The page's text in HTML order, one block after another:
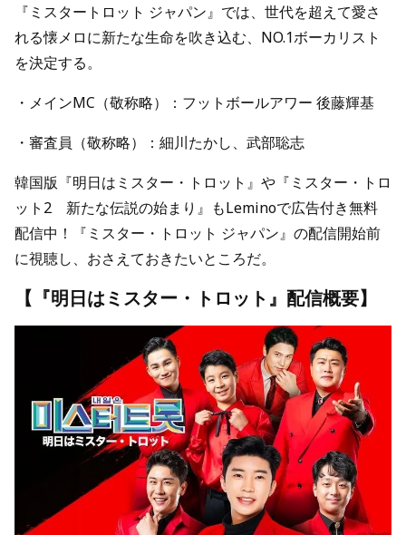
『ミスタートロット ジャパン』では、世代を超えて愛さ
れる懐メロに新たな生命を吹き込む、NO.1ボーカリスト
を決定する。
・メインMC（敬称略）：フットボールアワー 後藤輝基
・審査員（敬称略）：細川たかし、武部聡志
韓国版『明日はミスター・トロット』や『ミスター・トロ
ット2 新たな伝説の始まり』もLeminoで広告付き無料
配信中！『ミスター・トロット ジャパン』の配信開始前
に視聴し、おさえておきたいところだ。
【『明日はミスター・トロット』配信概要】